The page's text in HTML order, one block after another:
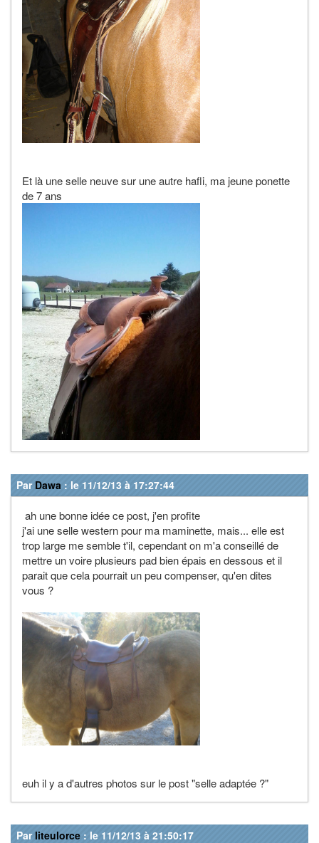
Et là une selle neuve sur une autre hafli, ma jeune ponette
de 7 ans
Par Dawa : le 11/12/13 à 17:27:44
ah une bonne idée ce post, j'en profite
j'ai une selle western pour ma maminette, mais... elle est
trop large me semble t'il, cependant on m'a conseillé de
mettre un voire plusieurs pad bien épais en dessous et il
parait que cela pourrait un peu compenser, qu'en dites
vous ?
euh il y a d'autres photos sur le post "selle adaptée ?"
Par liteulorce : le 11/12/13 à 21:50:17